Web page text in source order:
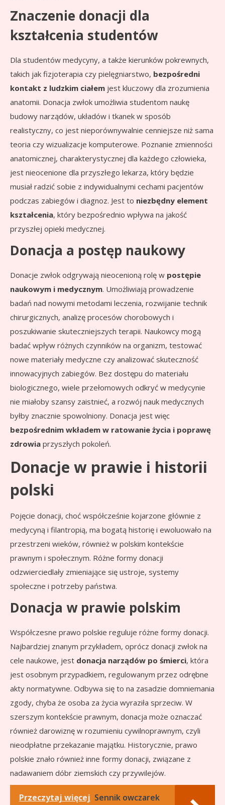
Znaczenie donacji dla
kształcenia studentów
Dla studentów medycyny, a także kierunków pokrewnych,
takich jak fizjoterapia czy pielęgniarstwo, bezpośredni
kontakt z ludzkim ciałem jest kluczowy dla zrozumienia
anatomii. Donacja zwłok umożliwia studentom naukę
budowy narządów, układów i tkanek w sposób
realistyczny, co jest nieporównywalnie cenniejsze niż sama
teoria czy wizualizacje komputerowe. Poznanie zmienności
anatomicznej, charakterystycznej dla każdego człowieka,
jest nieocenione dla przyszłego lekarza, który będzie
musiał radzić sobie z indywidualnymi cechami pacjentów
podczas zabiegów i diagnoz. Jest to niezbędny element
kształcenia, który bezpośrednio wpływa na jakość
przyszłej opieki medycznej.
Donacja a postęp naukowy
Donacje zwłok odgrywają nieocenioną rolę w postępie
naukowym i medycznym. Umożliwiają prowadzenie
badań nad nowymi metodami leczenia, rozwijanie technik
chirurgicznych, analizę procesów chorobowych i
poszukiwanie skuteczniejszych terapii. Naukowcy mogą
badać wpływ różnych czynników na organizm, testować
nowe materiały medyczne czy analizować skuteczność
innowacyjnych zabiegów. Bez dostępu do materiału
biologicznego, wiele przełomowych odkryć w medycynie
nie miałoby szansy zaistnieć, a rozwój nauk medycznych
byłby znacznie spowolniony. Donacja jest więc
bezpośrednim wkładem w ratowanie życia i poprawę
zdrowia przyszłych pokoleń.
Donacje w prawie i historii
polski
Pojęcie donacji, choć współcześnie kojarzone głównie z
medycyną i filantropią, ma bogatą historię i ewoluowało na
przestrzeni wieków, również w polskim kontekście
prawnym i społecznym. Różne formy donacji
odzwierciedlały zmieniające się ustroje, systemy
społeczne i potrzeby państwa.
Donacja w prawie polskim
Współczesne prawo polskie reguluje różne formy donacji.
Najbardziej znanym przykładem, oprócz donacji zwłok na
cele naukowe, jest donacja narządów po śmierci, która
jest osobnym przypadkiem, regulowanym przez odrębne
akty normatywne. Odbywa się to na zasadzie domniemania
zgody, chyba że osoba za życia wyraziła sprzeciw. W
szerszym kontekście prawnym, donacja może oznaczać
również darowiznę w rozumieniu cywilnoprawnym, czyli
nieodpłatne przekazanie majątku. Historycznie, prawo
polskie znało również inne formy donacji, związane z
nadawaniem dóbr ziemskich czy przywilejów.
Przeczytaj więcej Sennik owczarek